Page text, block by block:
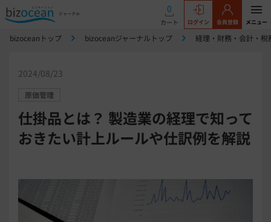
0
カート ログイン 会員登録 メニュー
bizoceanトップ bizoceanジャーナルトップ 経理・財務・会計・税
2024/08/23
原価管理
仕掛品とは？ 製造業の経理で知って
おきたい計上ルールや仕訳例を解説